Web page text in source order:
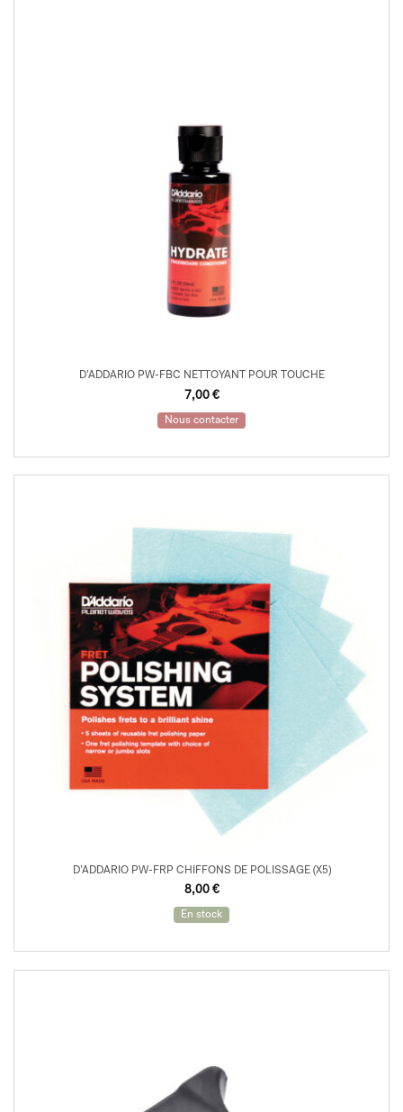
D’ADDARIO PW-FBC NETTOYANT POUR TOUCHE
7,00 €
Nous contacter
D’ADDARIO PW-FRP CHIFFONS DE POLISSAGE (X5)
8,00 €
En stock